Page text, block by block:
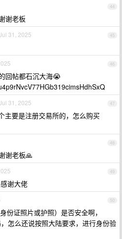
44
谢老板
45
31, 2025
46
回帖都石沉大海😭
47
31, 2025
主要是注册交易所的，怎么购买
48
谢老板🙏
49
谢大佬
50
份证照片或护照）是否安全啊，
怎么还说按照大陆要求，进行身份验